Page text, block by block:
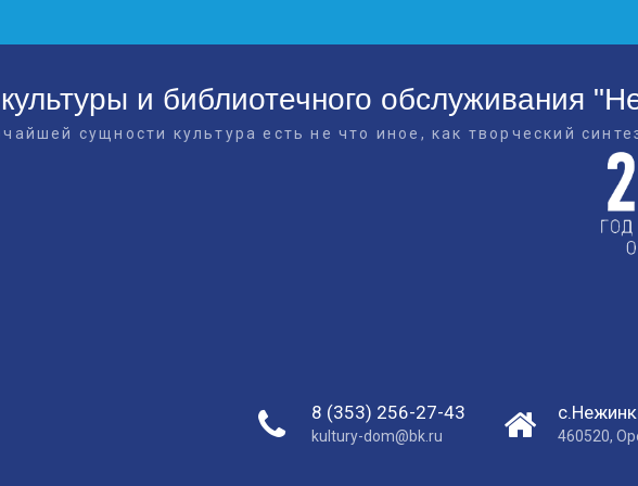
и библиотечного обслуживания
сущности культура есть не что иное, как творческий
8 (353) 256-27-43
kultury-dom@bk.ru 460520,